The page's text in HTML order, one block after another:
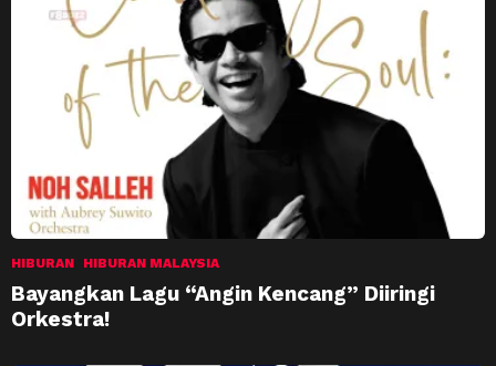
HIBURAN HIBURAN MALAYSIA
Bayangkan Lagu “Angin Kencang” Diiringi
Orkestra!